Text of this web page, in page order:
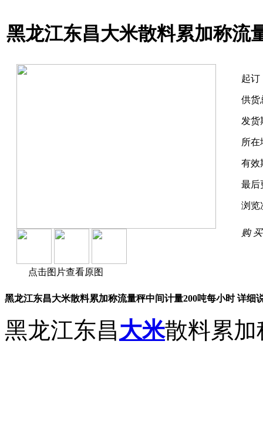
黑龙江东昌大米散料累加称流
点击图片查看原图
起订
供货
发货
所在
有效
最后
浏览
购 买
黑龙江东昌大米散料累加称流量秤中间计量200吨每小时 详细
黑龙江东昌大米散料累加